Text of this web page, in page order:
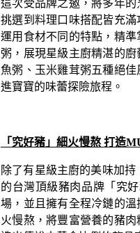
這次受品牌之邀，將多年
挑選到料理口味搭配皆充
運用食材不同的特點，精
粥，展現星級主廚精湛的廚
魚粥、玉米雞茸粥五種絕
進寶寶的味蕾探險旅程。
「究好豬」細火慢熬 打造
除了有星級主廚的美味加
的台灣頂級豬肉品牌「究
場，並且擁有全程冷鏈的
火慢熬，將豐富營養的豬